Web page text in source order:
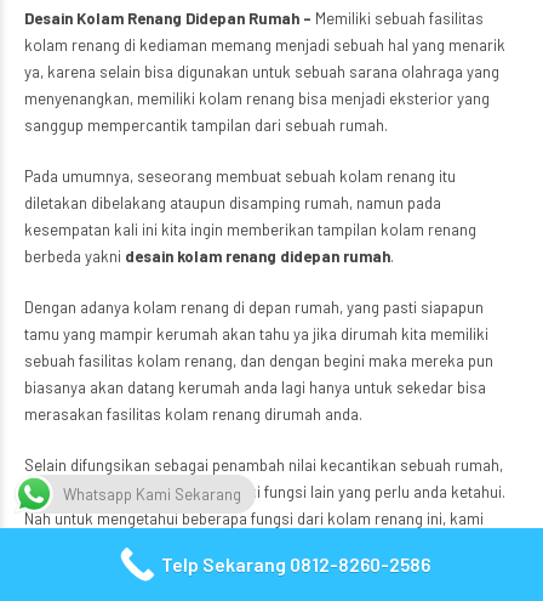
Desain Kolam Renang Didepan Rumah – Memiliki sebuah fasilitas
kolam renang di kediaman memang menjadi sebuah hal yang menarik
ya, karena selain bisa digunakan untuk sebuah sarana olahraga yang
menyenangkan, memiliki kolam renang bisa menjadi eksterior yang
sanggup mempercantik tampilan dari sebuah rumah.
Pada umumnya, seseorang membuat sebuah kolam renang itu
diletakan dibelakang ataupun disamping rumah, namun pada
kesempatan kali ini kita ingin memberikan tampilan kolam renang
berbeda yakni desain kolam renang didepan rumah.
Dengan adanya kolam renang di depan rumah, yang pasti siapapun
tamu yang mampir kerumah akan tahu ya jika dirumah kita memiliki
sebuah fasilitas kolam renang, dan dengan begini maka mereka pun
biasanya akan datang kerumah anda lagi hanya untuk sekedar bisa
merasakan fasilitas kolam renang dirumah anda.
Selain difungsikan sebagai penambah nilai kecantikan sebuah rumah,
rupanya kolam renang ini memiliki fungsi lain yang perlu anda ketahui.
Nah untuk mengetahui beberapa fungsi dari kolam renang ini, kami
akan memberikan penjelasanya dibawah nanti.
Whatsapp Kami Sekarang
Telp Sekarang 0812-8260-2586